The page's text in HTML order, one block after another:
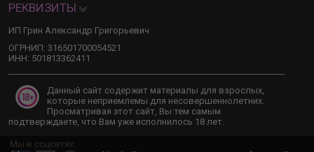
РЕКВИЗИТЫ
ИП Грин Александр Григорьевич
ОГРНИП: 316501700054521
ИНН: 501813362411
Данный сайт содержит материалы для взрослых,
которые неприемлемы для несовершеннолетних.
Просматривая этот сайт, Вы тем самым
подтверждаете, что Вам уже исполнилось 18 лет.
Мы в соцсетях: